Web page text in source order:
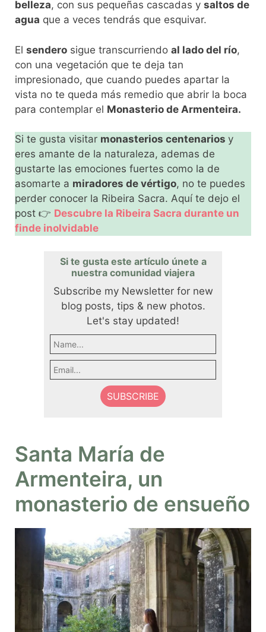
belleza, con sus pequeñas cascadas y saltos de
agua que a veces tendrás que esquivar.
El sendero sigue transcurriendo al lado del río,
con una vegetación que te deja tan
impresionado, que cuando puedes apartar la
vista no te queda más remedio que abrir la boca
para contemplar el Monasterio de Armenteira.
Si te gusta visitar monasterios centenarios y
eres amante de la naturaleza, ademas de
gustarte las emociones fuertes como la de
asomarte a miradores de vértigo, no te puedes
perder conocer la Ribeira Sacra. Aquí te dejo el
post 👉 Descubre la Ribeira Sacra durante un
finde inolvidable
Si te gusta este artículo únete a
nuestra comunidad viajera
Subscribe my Newsletter for new
blog posts, tips & new photos.
Let's stay updated!
Santa María de
Armenteira, un
monasterio de ensueño